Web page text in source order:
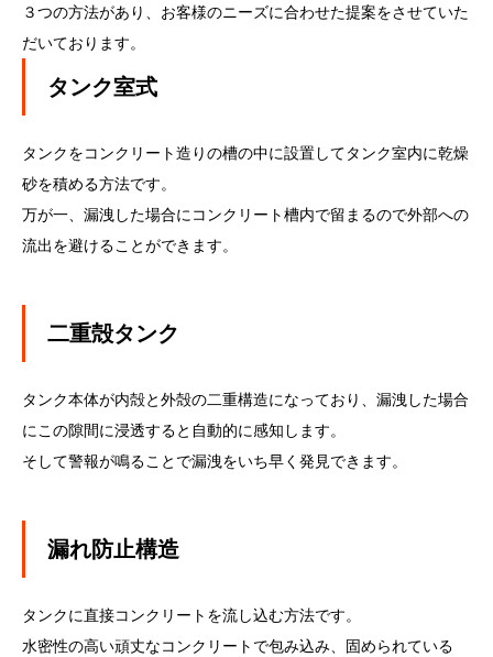
３つの方法があり、お客様のニーズに合わせた提案をさせていた
だいております。
タンク室式
タンクをコンクリート造りの槽の中に設置してタンク室内に乾燥
砂を積める方法です。
万が一、漏洩した場合にコンクリート槽内で留まるので外部への
流出を避けることができます。
二重殻タンク
タンク本体が内殻と外殻の二重構造になっており、漏洩した場合
にこの隙間に浸透すると自動的に感知します。
そして警報が鳴ることで漏洩をいち早く発見できます。
漏れ防止構造
タンクに直接コンクリートを流し込む方法です。
水密性の高い頑丈なコンクリートで包み込み、固められている